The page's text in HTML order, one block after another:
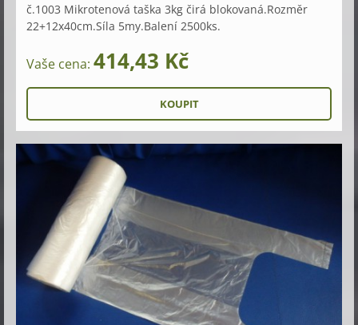
č.1003 Mikrotenová taška 3kg čirá blokovaná.Rozměr
22+12x40cm.Síla 5my.Balení 2500ks.
Vaše cena: 414,43 Kč